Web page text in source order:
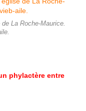
La Roche-Maurice.
phylactère entre